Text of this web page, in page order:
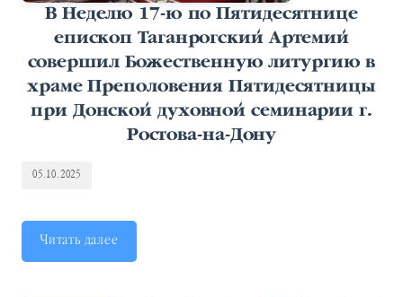
В Неделю 17-ю по Пятидесятнице
епископ Таганрогский Артемий
совершил Божественную литургию в
храме Преполовения Пятидесятницы
при Донской духовной семинарии г.
Ростова-на-Дону
05.10.2025
Читать далее